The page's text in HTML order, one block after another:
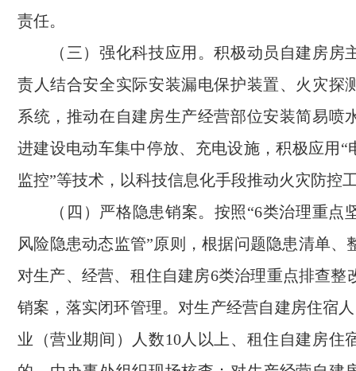
责任。
（三）强化科技应用。积极动员自建房房
责人结合安全实际安装漏电保护装置、火灾探
系统，推动在自建房生产经营部位安装简易喷
进建设电动车集中停放、充电设施，积极应用“
监控”等技术，以科技信息化手段推动火灾防控
（四）严格隐患销案。按照“6类治理重点
风险隐患动态监管”原则，根据问题隐患清单、
对生产、经营、租住自建房6类治理重点排查整
销案，落实闭环管理。对生产经营自建房住宿
业（营业期间）人数10人以上、租住自建房住